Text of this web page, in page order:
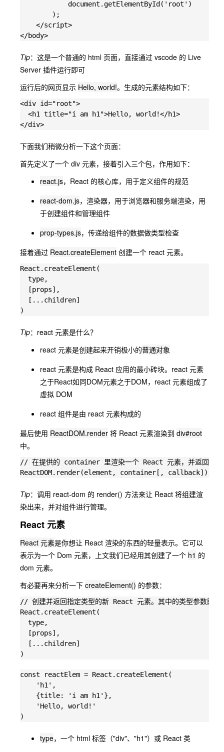
            document.getElementById('root')
        );
    </script>
Tip：这是一个普通的 html 页面，直接通过 vscode 的 Live
Server 插件运行即可
运行后的网页显示 Hello, world!。生成的元素结构如下：
<div id="root">
  <h1 title="i am h1">Hello, world!</h1>
下面我们稍微分析一下这个页面：
首先定义了一个 div 元素，接着引入三个包，作用如下：
react.js，React 的核心库，用于定义组件的规范
react-dom.js，渲染器，用于浏览器和服务端渲染，用
于创建组件和管理组件
prop-types.js，传递给组件的数据做类型检查
接着通过 React.createElement 创建一个 react 元素。
React.createElement(
  type,
  [props],
  [...children]
Tip：react 元素是什么？
react 元素是创建起来开销极小的普通对象
react 元素是构成 React 应用的最小砖块。react 元素
之于React如同DOM元素之于DOM，react 元素组成了
虚拟 DOM
react 组件是由 react 元素构成的
最后使用 ReactDOM.render 将 React 元素渲染到 div#root
中。
// 在提供的 container 里渲染一个 React 元素，并返回对该
Tip：调用 react-dom 的 render() 方法来让 React 将组建渲
染出来，并对组件进行管理。
React 元素
React 元素是你想让 React 渲染的东西的轻量表示。它可以
表示为一个 Dom 元素，上文我们已经用其创建了一个 h1 的
dom 元素。
有必要再来分析一下 createElement() 的参数：
// 创建并返回指定类型的新 React 元素。其中的类型参数
React.createElement(
  type,
  [props],
  [...children]
const reactElem = React.createElement(
    'h1',
    {title: 'i am h1'},
    'Hello, world!'
type，一个 html 标签（"div"、"h1"）或 React 类